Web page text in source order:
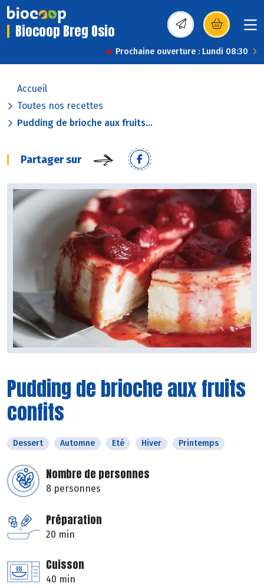
Biocoop Breg Osio (s’ouvre dans une
Prochaine ouverture : Lundi 08:30
Accueil
Toutes nos recettes
Pudding de brioche aux fruits...
Partager sur
Pudding de brioche aux fruits
confits
Dessert Automne Eté Hiver Printemps
Nombre de personnes
8 personnes
Préparation
20 min
Cuisson
40 min